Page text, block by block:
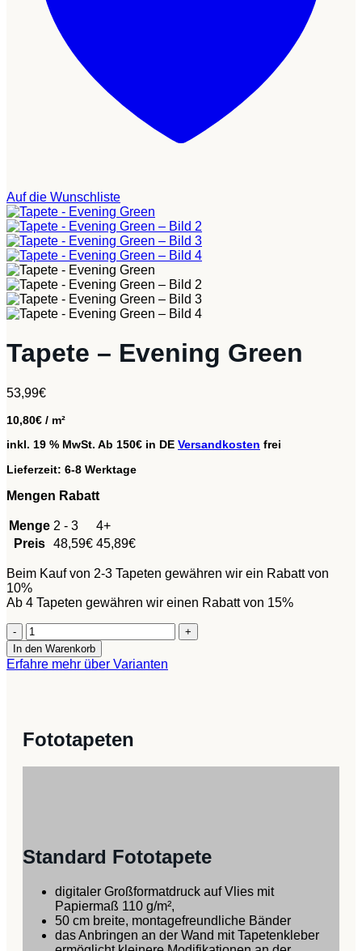
Auf die Wunschliste
Tapete – Evening Green
53,99€
10,80€ / m²
inkl. 19 % MwSt. Ab 150€ in DE Versandkosten frei
Lieferzeit: 6-8 Werktage
Mengen Rabatt
Menge 2 - 3
4+
Preis 48,59€ 45,89€
Beim Kauf von 2-3 Tapeten gewähren wir ein Rabatt von
10%
Ab 4 Tapeten gewähren wir einen Rabatt von 15%
Tapete
-
Evening
Green
In den Warenkorb
Erfahre mehr über Varianten
Fototapeten
Standard Fototapete
digitaler Großformatdruck auf Vlies mit
Papiermaß 110 g/m²,
50 cm breite, montagefreundliche Bänder
das Anbringen an der Wand mit Tapetenkleber